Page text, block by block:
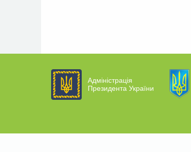
Адміністрація
Президента України